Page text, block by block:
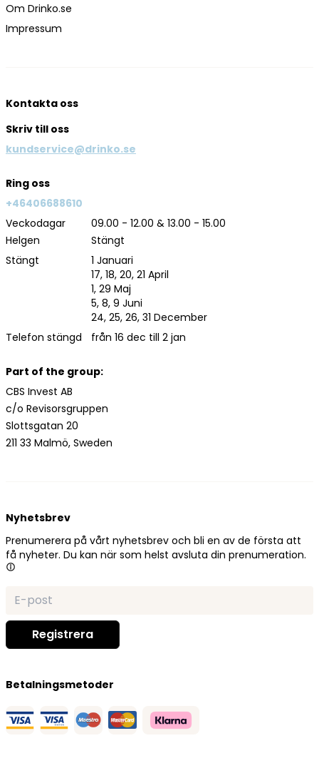
Om Drinko.se
Impressum
Kontakta oss
Skriv till oss
kundservice@drinko.se
Ring oss
+46406688610
Veckodagar
09.00 - 12.00 & 13.00 - 15.00
Helgen
Stängt
Stängt
Telefon stängd
1 Januari
17, 18, 20, 21 April
1, 29 Maj
5, 8, 9 Juni
24, 25, 26, 31 December
från 16 dec till 2 jan
Part of the group:
CBS Invest AB
c/o Revisorsgruppen
Slottsgatan 20
211 33 Malmö, Sweden
Nyhetsbrev
Prenumerera på vårt nyhetsbrev och bli en av de första att
få nyheter. Du kan när som helst avsluta din prenumeration.
Betalningsmetoder